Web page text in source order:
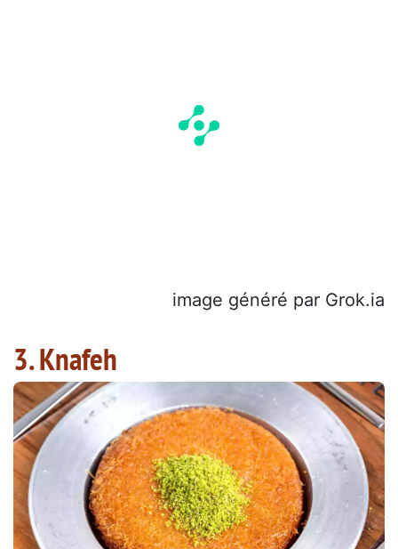
image généré par Grok.ia
3. Knafeh